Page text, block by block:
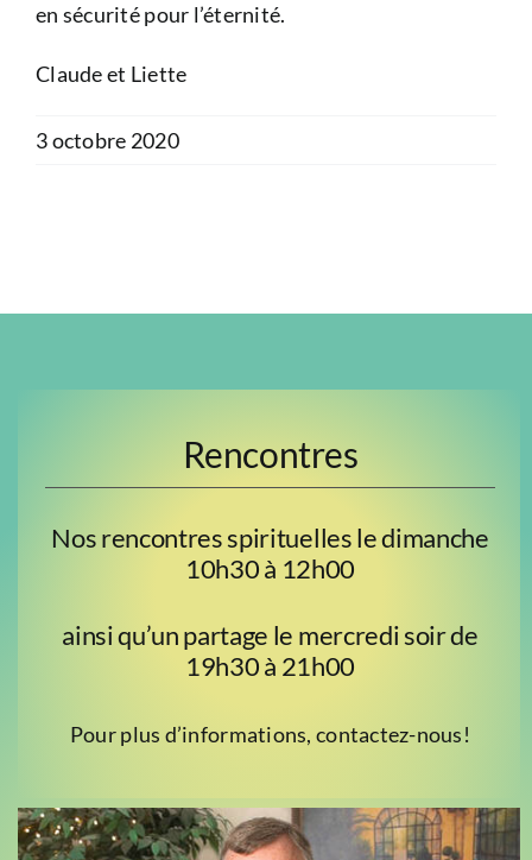
en sécurité pour l’éternité.
Claude et Liette
3 octobre 2020
Rencontres
Nos rencontres spirituelles le dimanche
10h30 à 12h00
ainsi qu’un partage le mercredi soir de
19h30 à 21h00
Pour plus d’informations, contactez-nous!